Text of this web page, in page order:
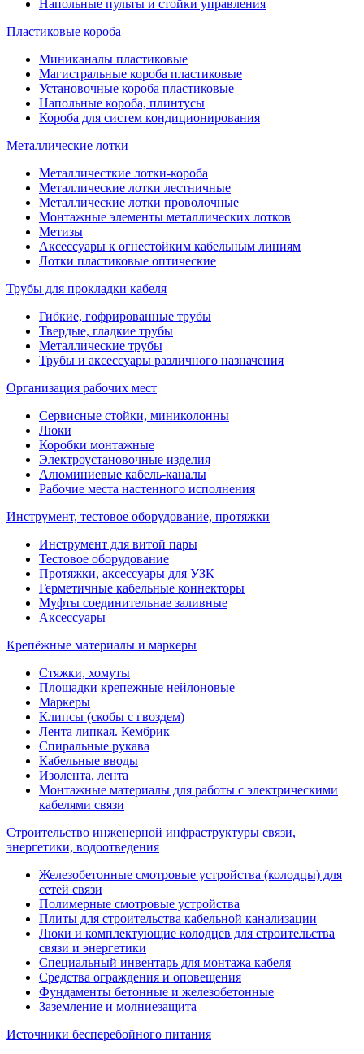
Напольные пульты и стойки управления
Пластиковые короба
Миниканалы пластиковые
Магистральные короба пластиковые
Установочные короба пластиковые
Напольные короба, плинтусы
Короба для систем кондиционирования
Металлические лотки
Металличесткие лотки-короба
Металлические лотки лестничные
Металлические лотки проволочные
Монтажные элементы металлических лотков
Метизы
Аксессуары к огнестойким кабельным линиям
Лотки пластиковые оптические
Трубы для прокладки кабеля
Гибкие, гофрированные трубы
Твердые, гладкие трубы
Металлические трубы
Трубы и аксессуары различного назначения
Организация рабочих мест
Сервисные стойки, миниколонны
Люки
Коробки монтажные
Электроустановочные изделия
Алюминиевые кабель-каналы
Рабочие места настенного исполнения
Инструмент, тестовое оборудование, протяжки
Инструмент для витой пары
Тестовое оборудование
Протяжки, аксессуары для УЗК
Герметичные кабельные коннекторы
Муфты соединительнае заливные
Аксессуары
Крепёжные материалы и маркеры
Стяжки, хомуты
Площадки крепежные нейлоновые
Маркеры
Клипсы (скобы с гвоздем)
Лента липкая. Кембрик
Спиральные рукава
Кабельные вводы
Изолента, лента
Монтажные материалы для работы с электрическими
кабелями связи
Строительство инженерной инфраструктуры связи,
энергетики, водоотведения
Железобетонные смотровые устройства (колодцы) для
сетей связи
Полимерные смотровые устройства
Плиты для строительства кабельной канализации
Люки и комплектующие колодцев для строительства
связи и энергетики
Специальный инвентарь для монтажа кабеля
Средства ограждения и оповещения
Фундаменты бетонные и железобетонные
Заземление и молниезащита
Источники бесперебойного питания